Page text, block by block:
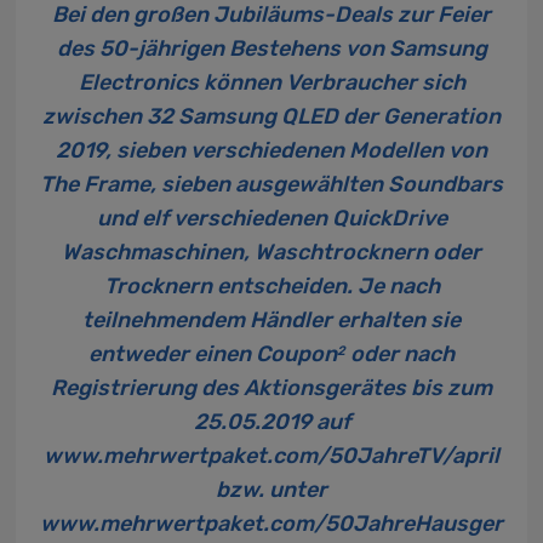
Bei den großen Jubiläums-Deals zur Feier
des 50-jährigen Bestehens von Samsung
Electronics können Verbraucher sich
zwischen 32 Samsung QLED der Generation
2019, sieben verschiedenen Modellen von
The Frame, sieben ausgewählten Soundbars
und elf verschiedenen QuickDrive
Waschmaschinen, Waschtrocknern oder
Trocknern entscheiden. Je nach
teilnehmendem Händler erhalten sie
entweder einen Coupon2oder nach
Registrierung des Aktionsgerätes bis zum
25.05.2019 auf
www.mehrwertpaket.com/50JahreTV/april
bzw. unter
www.mehrwertpaket.com/50JahreHausger